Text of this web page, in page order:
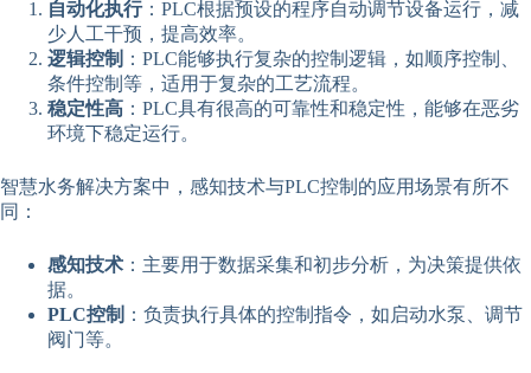
自动化执行：PLC根据预设的程序自动调节设备运行，减
少人工干预，提高效率。
逻辑控制 ：PLC能够执行复杂的控制逻辑，如顺序控制、
条件控制等，适用于复杂的工艺流程。
稳定性高 ：PLC具有很高的可靠性和稳定性，能够在恶劣
环境下稳定运行。
智慧水务解决方案中，感知技术与PLC控制的应用场景有所不
同：
感知技术 ：主要用于数据采集和初步分析，为决策提供依
据。
PLC控制 ：负责执行具体的控制指令，如启动水泵、调节
阀门等。